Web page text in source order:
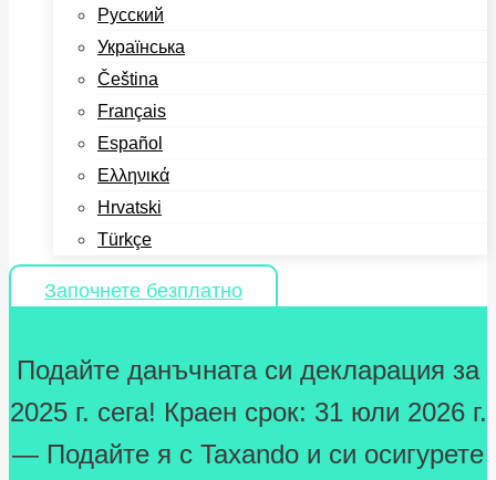
Русский
Українська
Čeština
Français
Español
Ελληνικά
Hrvatski
Türkçe
Започнете безплатно
Подайте данъчната си декларация за
2025 г. сега! Краен срок: 31 юли 2026 г.
— Подайте я с Taxando и си осигурете